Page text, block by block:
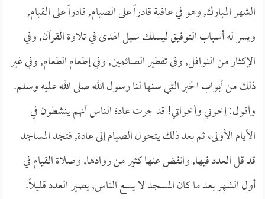
الشهر المبارك, وهو في عافية قادراً على الصيام, قادراً على القيام,
ويسر له أسباب التوفيق ليسلك سبل الهدى في تلاوة القرآن, وفي
الإكثار من النوافل, وفي تفطير الصائمين, وفي إطعام الطعام, وفي غير
ذلك من أبواب الخير التي سنها لنا رسول الله صلى الله عليه وسلم.
وأقول: إخوتي وأخواتي! قد جرت عادة الناس أنهم ينشطون في
الأيام الأولى، ثم بعد ذلك يتحول الصيام إلى عادة, فتجد المساجد
قد قل العدد فيها, وانفض عنها كثير من روادها, وصلاة القيام في
أول الشهر بعد ما كان المسجد لا يسع الناس, يصير العدد قليلاً.